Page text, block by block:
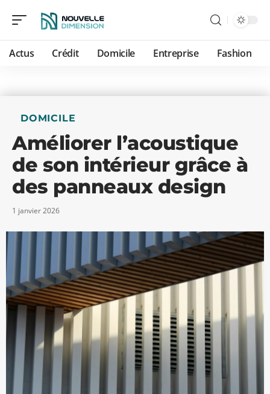
Actus Crédit Domicile Entreprise Fashion
DOMICILE
Améliorer l’acoustique
de son intérieur grâce à
des panneaux design
1 janvier 2026